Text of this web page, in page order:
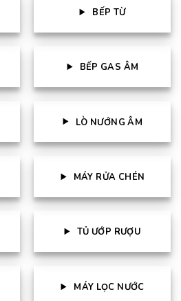
BẾP TỪ
BẾP GAS ÂM
LÒ NƯỚNG ÂM
MÁY RỬA CHÉN
TỦ ƯỚP RƯỢU
MÁY LỌC NƯỚC